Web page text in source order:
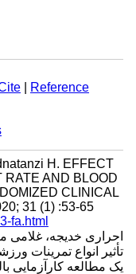
|Reference
H. EFFECT
RATE AND BLOOD
CLINICAL
31 (1) :53-65
fa.html
احراری خدیجه، غلامی
تأثیر انواع تمرینات